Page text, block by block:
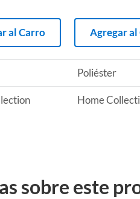
al Carro Agregar
Poliéster
Home
sobre este